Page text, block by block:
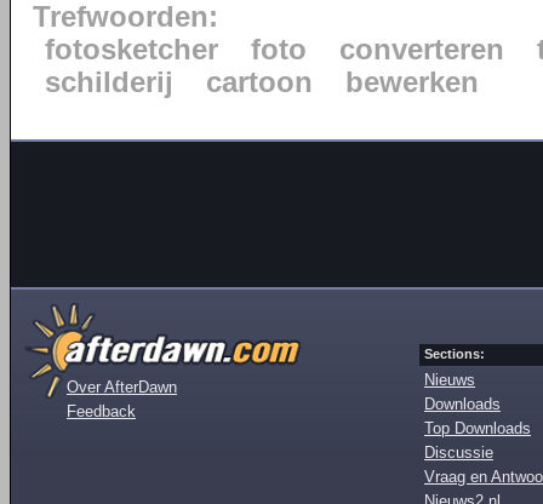
Trefwoorden:
fotosketcher
foto converteren
schilderij
cartoon bewerken
Over AfterDawn
Feedback
Sections:
Nieuws
Downloads
Top Downloads
Discussie
Vraag en